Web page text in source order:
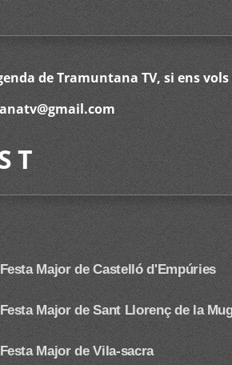
de Tramuntana TV, si ens
T
Festa Major de Castelló d'Empúries
Festa Major de Sant Llorenç de la
Major de Vila-sacra